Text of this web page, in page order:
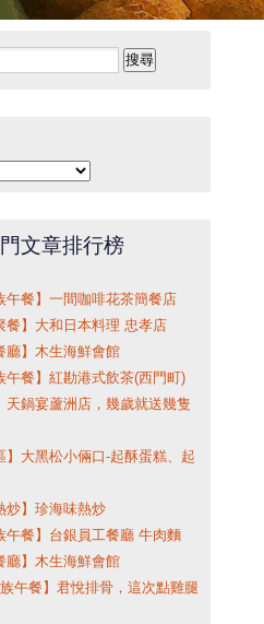
文章排行榜
午餐】一間咖啡花茶簡餐店
餐】大和日本料理 忠孝店
廳】木生海鮮會館
午餐】紅勘港式飲茶(西門町)
天鍋宴蘆洲店，幾歲就送幾隻
】大黑松小倆口-起酥蛋糕、起
炒】珍海味熱炒
午餐】台銀員工餐廳 牛肉麵
廳】木生海鮮會館
族午餐】君悅排骨，這次點雞腿